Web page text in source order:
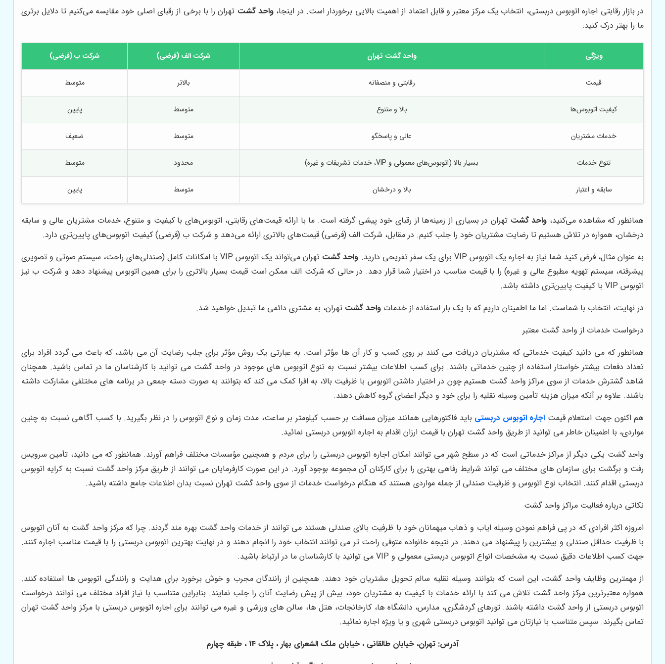
در بازار رقابتی اجاره اتوبوس دربستی، انتخاب یک مرکز معتبر و قابل اعتماد از اهمیت بالایی برخوردار است. در اینجا، واحد گشت تهران را با برخی از رقبای اصلی خود مقایسه می‌کنیم تا دلایل برتری
ما را بهتر درک کنید:
ویژگی واحد گشت تهران شرکت الف (فرضی) شرکت ب (فرضی)
قیمت رقابتی و منصفانه بالاتر متوسط
کیفیت اتوبوس‌ها بالا و متنوع متوسط پایین
خدمات مشتریان عالی و پاسخگو متوسط ضعیف
تنوع خدمات بسیار بالا (اتوبوس‌های معمولی و VIP، خدمات تشریفات و غیره) محدود متوسط
سابقه و اعتبار بالا و درخشان متوسط پایین
همانطور که مشاهده می‌کنید، واحد گشت تهران در بسیاری از زمینه‌ها از رقبای خود پیشی گرفته است. ما با ارائه قیمت‌های رقابتی، اتوبوس‌های با کیفیت و متنوع، خدمات مشتریان عالی و سابقه
درخشان، همواره در تلاش هستیم تا رضایت مشتریان خود را جلب کنیم. در مقابل، شرکت الف (فرضی) قیمت‌های بالاتری ارائه می‌دهد و شرکت ب (فرضی) کیفیت اتوبوس‌های پایین‌تری دارد.
به عنوان مثال، فرض کنید شما نیاز به اجاره یک اتوبوس VIP برای یک سفر تفریحی دارید.
واحد گشت
تهران می‌تواند یک اتوبوس VIP با امکانات کامل (صندلی‌های راحت، سیستم صوتی و تصویری
پیشرفته، سیستم تهویه مطبوع عالی و غیره) را با قیمت مناسب در اختیار شما قرار دهد. در حالی که شرکت الف ممکن است قیمت بسیار بالاتری را برای همین اتوبوس پیشنهاد دهد و شرکت ب نیز
اتوبوس VIP با کیفیت پایین‌تری داشته باشد.
در نهایت، انتخاب با شماست. اما ما اطمینان داریم که با یک بار استفاده از خدمات واحد گشت تهران، به مشتری دائمی ما تبدیل خواهید شد.
درخواست خدمات از واحد گشت معتبر
همانطور که می دانید کیفیت خدماتی که مشتریان دریافت می کنند بر روی کسب و کار آن ها مؤثر است. به عبارتی یک روش مؤثر برای جلب رضایت آن می باشد، که باعث می گردد افراد برای
تعداد دفعات بیشتر خواستار استفاده از چنین خدماتی باشند. برای کسب اطلاعات بیشتر نسبت به تنوع اتوبوس های موجود در واحد گشت می توانید با کارشناسان ما در تماس باشید. همچنان
شاهد گشترش خدمات از سوی مراکز واحد گشت هستیم چون در اختیار داشتن اتوبوس با ظرفیت بالا، به افرا کمک می کند که بتوانند به صورت دسته جمعی در برنامه های مختلفی مشارکت داشته
باشند. علاوه بر آنکه میزان هزینه تأمین وسیله نقلیه را برای خود و دیگر اعضای گروه کاهش دهند.
هم اکنون جهت استعلام قیمت اجاره اتوبوس دربستی باید فاکتورهایی همانند میزان مسافت بر حسب کیلومتر بر ساعت، مدت زمان و نوع اتوبوس را در نظر بگیرید. با کسب آگاهی نسبت به چنین
مواردی، با اطمینان خاطر می توانید از طریق واحد گشت تهران با قیمت ارزان اقدام به اجاره اتوبوس دربستی نمائید.
واحد گشت یکی دیگر از مراکز خدماتی است که در سطح شهر می توانند امکان اجاره اتوبوس دربستی را برای مردم و همچنین مؤسسات مختلف فراهم آورند. همانطور که می دانید، تأمین سرویس
رفت و برگشت برای سازمان های مختلف می تواند شرایط رفاهی بهتری را برای کارکنان آن مجموعه بوجود آورد. در این صورت کارفرمایان می توانند از طریق مرکز واحد گشت نسبت به کرایه اتوبوس
دربستی اقدام کنند. انتخاب نوع اتوبوس و ظرفیت صندلی از جمله مواردی هستند که هنگام درخواست خدمات از سوی واحد گشت تهران نسبت بدان اطلاعات جامع داشته باشید.
نکاتی درباره فعالیت مراکز واحد گشت
امروزه اکثر افرادی که در پی فراهم نمودن وسیله ایاب و ذهاب میهمانان خود با ظرفیت بالای صندلی هستند می توانند از خدمات واحد گشت بهره مند گردند. چرا که مرکز واحد گشت به آنان اتوبوس
با ظرفیت حداقل صندلی و بیشترین را پیشنهاد می دهند. در نتیجه خانواده متوفی راحت تر می توانند انتخاب خود را انجام دهند و در نهایت بهترین اتوبوس دربستی را با قیمت مناسب اجاره کنند.
جهت کسب اطلاعات دقیق نسبت به مشخصات انواع اتوبوس دربستی معمولی و VIPمی توانید با کارشناسان ما در ارتباط باشید.
از مهمترین وظایف واحد گشت، این است که بتوانند وسیله نقلیه سالم تحویل مشتریان خود دهند. همچنین از رانندگان مجرب و خوش برخورد برای هدایت و رانندگی اتوبوس ها استفاده کنند.
همواره معتبرترین مرکز واحد گشت تلاش می کند با ارائه خدمات با کیفیت به مشتریان خود، بیش از پیش رضایت آنان را جلب نمایند. بنابراین متناسب با نیاز افراد مختلف می توانند درخواست
اتوبوس دربستی از واحد گشت داشته باشند. تورهای گردشگری، مدارس، دانشگاه ها، کارخانجات، هتل ها، سالن های ورزشی و غیره می توانند برای اجاره اتوبوس دربستی با مرکز واحد گشت تهران
تماس بگیرند. سپس متناسب با نیازتان می توانید اتوبوس دربستی شهری و یا ویژه اجاره نمائید.
آدرس: تهران، خیابان طالقانی ، خیابان ملک الشعرای بهار ، پلاک 14 ، طبقه چهارم